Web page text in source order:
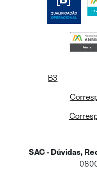
B3
SAC - Dúvidas,